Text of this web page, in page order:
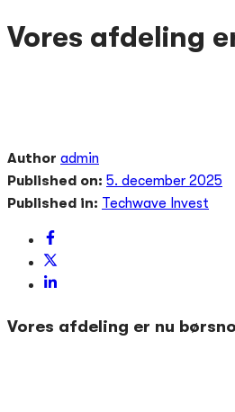
Vores afdeling
Author admin
Published on: 5. december 2025
Published in: Techwave Invest
Vores afdeling er nu